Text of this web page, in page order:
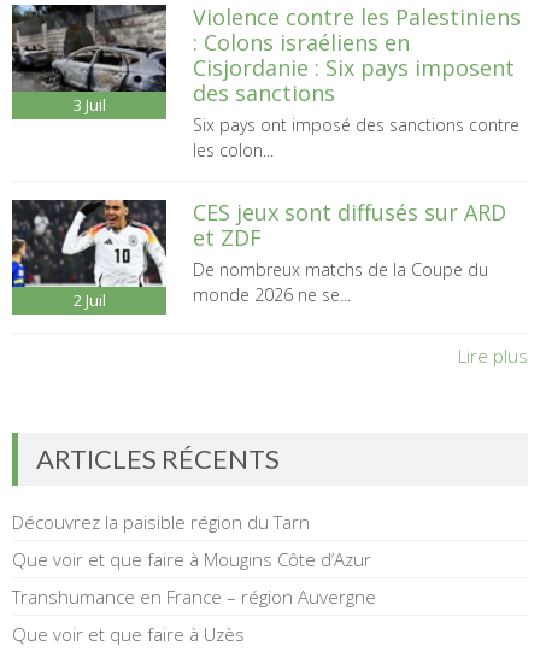
3 Juil
Violence contre les Palestiniens
: Colons israéliens en
Cisjordanie : Six pays imposent
des sanctions
Six pays ont imposé des sanctions contre
les colon...
2 Juil
CES jeux sont diffusés sur ARD
et ZDF
De nombreux matchs de la Coupe du
monde 2026 ne se...
Lire plus
ARTICLES RÉCENTS
Découvrez la paisible région du Tarn
Que voir et que faire à Mougins Côte d’Azur
Transhumance en France – région Auvergne
Que voir et que faire à Uzès